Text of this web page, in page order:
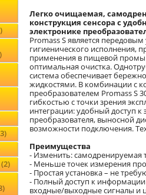
3
2
Легко очищаемая,
конструкция сенсора с
электронике
Promass S является
гигиенического исполнения,
применения в пищевой
оптимальная очистка.
система обеспечивает
жидкостями. В комбинации с
преобразователем Promass S
гибкостью с точки зрения
интеграции: удобный доступ к
преобразователя, выносной
возможности подключения.
Преимущества
- Изменить: самодренируемая
- Меньше точек измерения
- Простая установка – не
- Полный доступ к
входные/выходные сигналы и